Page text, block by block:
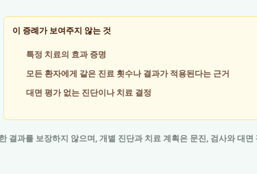
이 증례가 보여주지 않는 것
특정 치료의 효과 증명
모든 환자에게 같은 진료 횟수나 결과가 적용된다는 근거
대면 평가 없는 진단이나 치료 결정
결과를 보장하지 않으며, 개별 진단과 치료 계획은 문진, 검사와 대면